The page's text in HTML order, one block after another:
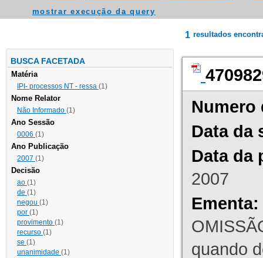
mostrar execução da query
BUSCA FACETADA
Matéria
IPI- processos NT - ressa (1)
Nome Relator
Não Informado (1)
Ano Sessão
0006 (1)
Ano Publicação
2007 (1)
Decisão
ao (1)
de (1)
negou (1)
por (1)
provimento (1)
recurso (1)
se (1)
unanimidade (1)
1 resultados
Numero
Data da
Data da
2007
Ementa:
quando